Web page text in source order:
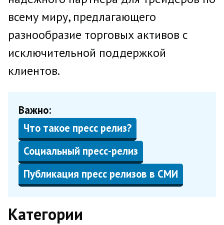
всему миру, предлагающего
разнообразие торговых активов с
исключительной поддержкой
клиентов.
Важно:
Что такое пресс релиз?
Социальный пресс-релиз
Публикация пресс релизов в СМИ
Категории